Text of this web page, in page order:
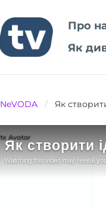
Про
Як
NeVODA / Як